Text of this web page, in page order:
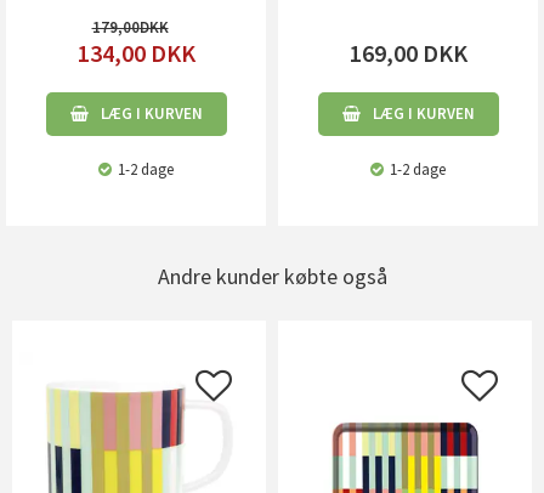
179,00
134,00 DKK
LÆG I KURVEN
1-2 dage
169,00 DKK
LÆG I KURVEN
1-2 dage
Andre kunder købte også